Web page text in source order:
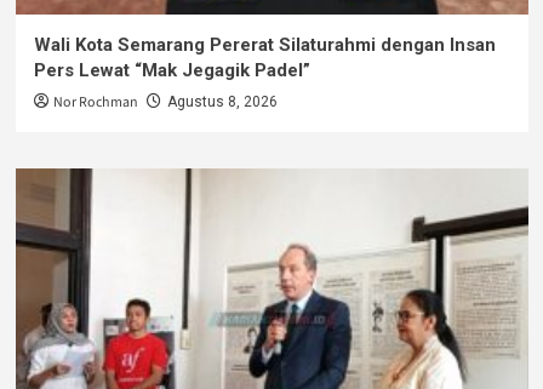
Wali Kota Semarang Pererat Silaturahmi dengan Insan
Pers Lewat “Mak Jegagik Padel”
Nor Rochman Agustus 8, 2026